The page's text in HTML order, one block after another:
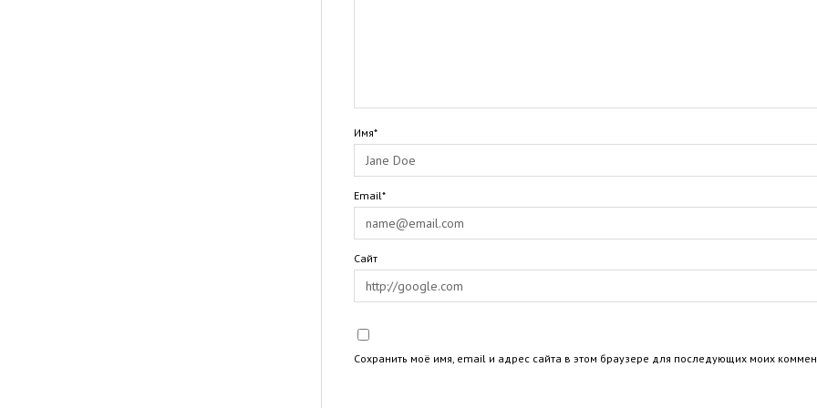
Имя*
Email*
Сайт
Сохранить моё имя, email и адрес сайта в этом браузере для последующих моих